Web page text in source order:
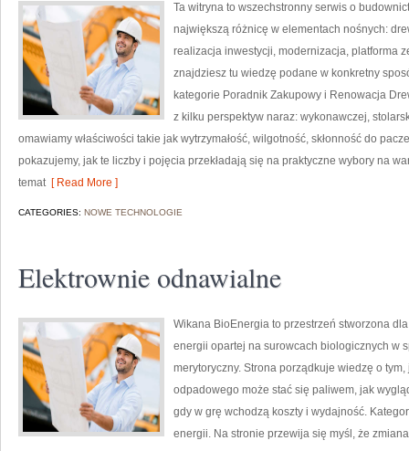
Ta witryna to wszechstronny serwis o
największą różnicę w elementach nośnych:
realizacja inwestycji, modernizacja, platforma
znajdziesz tu wiedzę podane w konkretny
kategorie Poradnik Zakupowy i Renowacja
z kilku perspektyw naraz: wykonawczej,
omawiamy właściwości takie jak wytrzymałość, wilgotność, skłonność do
pokazujemy, jak te liczby i pojęcia przekładają się na praktyczne wybory na
temat[ Read More ]
CATEGORIES: NOWE TECHNOLOGIE
Elektrownie odnawialne
Wikana BioEnergia to przestrzeń stworzona
energii opartej na surowcach biologicznych w
merytoryczny. Strona porządkuje wiedzę o
odpadowego może stać się paliwem, jak
gdy w grę wchodzą koszty i wydajność.
energii. Na stronie przewija się myśl, że